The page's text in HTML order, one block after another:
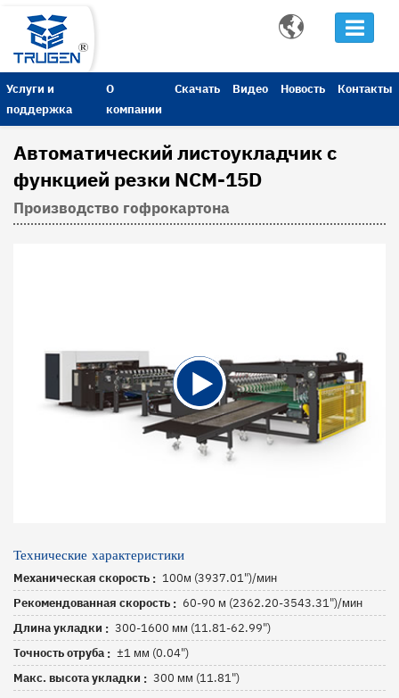

Услуги и
поддержка
О
компании
Скачать Видео Новость Контакты
Автоматический листоукладчик с
функцией резки NCM-15D
Производство гофрокартона
Технические характеристики
Механическая скорость
100м (3937.01")/мин
Рекомендованная скорость
60-90 м (2362.20-3543.31")/мин
Длина укладки
300-1600 мм (11.81-62.99")
Точность отруба
±1 мм (0.04")
Макс. высота укладки
300 мм (11.81")